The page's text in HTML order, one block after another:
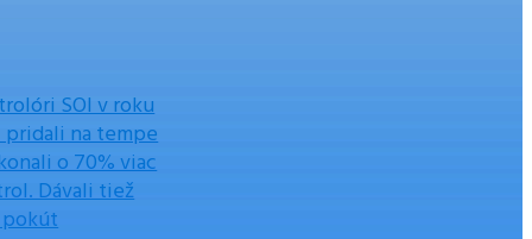
SOI v roku
pridali na tempe
o 70% viac
Dávali tiež